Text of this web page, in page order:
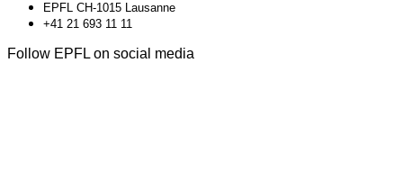
EPFL CH-1015 Lausanne
+41 21 693 11 11
Follow EPFL on social media